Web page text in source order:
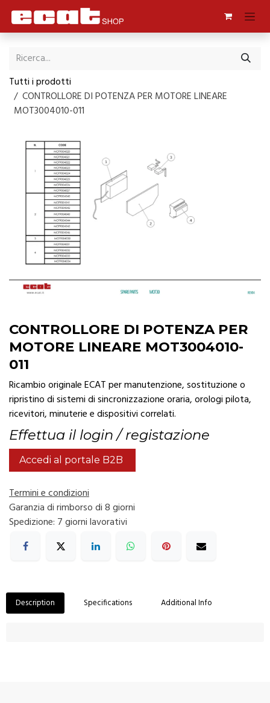
Passa al contenuto
Tutti i prodotti
CONTROLLORE DI POTENZA PER MOTORE LINEARE
MOT3004010-011
CONTROLLORE DI POTENZA PER
MOTORE LINEARE MOT3004010-
011
Ricambio originale ECAT per manutenzione, sostituzione o
ripristino di sistemi di sincronizzazione oraria, orologi pilota,
ricevitori, minuterie e dispositivi correlati.
Effettua il login / registazione
Accedi al portale B2B
Termini e condizioni
Garanzia di rimborso di 8 giorni
Spedizione: 7 giorni lavorativi
Description Specifications Additional Info